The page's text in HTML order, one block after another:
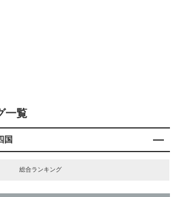
一覧
国
総合ランキング